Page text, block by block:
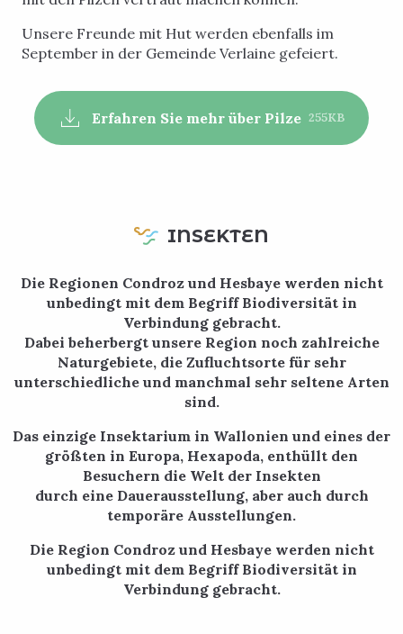
Unsere Freunde mit Hut werden ebenfalls im
September in der Gemeinde Verlaine gefeiert.
Erfahren Sie mehr über Pilze 255KB
INSEKTEN
Die Regionen Condroz und Hesbaye werden nicht
unbedingt mit dem Begriff Biodiversität in
Verbindung gebracht.
Dabei beherbergt unsere Region noch zahlreiche
Naturgebiete, die Zufluchtsorte für sehr
unterschiedliche und manchmal sehr seltene Arten
sind.
Das einzige Insektarium in Wallonien und eines der
größten in Europa, Hexapoda, enthüllt den
Besuchern die Welt der Insekten
durch eine Dauerausstellung, aber auch durch
temporäre Ausstellungen.
Die Region Condroz und Hesbaye werden nicht
unbedingt mit dem Begriff Biodiversität in
Verbindung gebracht.